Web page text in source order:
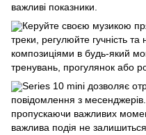
важливі показники.
Керуйте своєю музикою
треки, регулюйте гучність
композиціями в будь-який
тренувань, прогулянок або
Series 10 mini дозволяє
повідомлення з
пропускаючи важливих
важлива подія не